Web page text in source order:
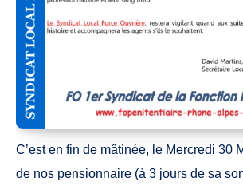
C’est en fin de mâtinée, le Mercredi 30
de nos pensionnaire (à 3 jours de sa